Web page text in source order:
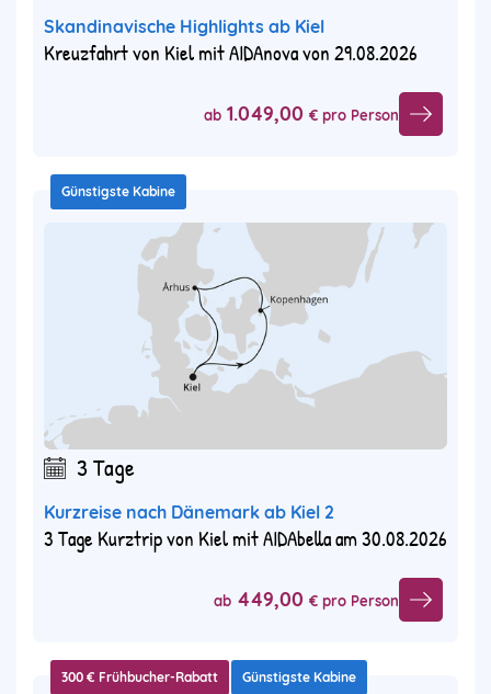
Skandinavische Highlights ab Kiel
Kreuzfahrt von Kiel mit AIDAnova von 29.08.2026
ab 1.049,00 € pro Person
Günstigste Kabine
3 Tage
Kurzreise nach Dänemark ab Kiel 2
3 Tage Kurztrip von Kiel mit AIDAbella am 30.08.2026
ab 449,00 € pro Person
300 € Frühbucher-Rabatt Günstigste Kabine